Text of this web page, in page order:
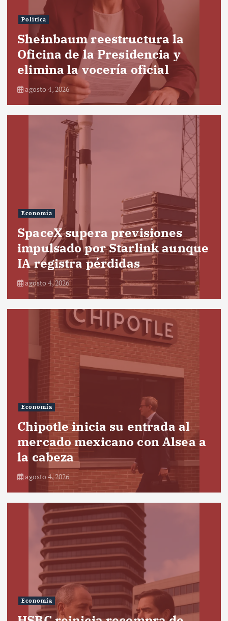
Política
Sheinbaum reestructura la
Oficina de la Presidencia y
elimina la vocería oficial
agosto 4, 2026
Economía
SpaceX supera previsiones
impulsado por Starlink aunque
IA registra pérdidas
agosto 4, 2026
Economía
Chipotle inicia su entrada al
mercado mexicano con Alsea a
la cabeza
agosto 4, 2026
Economía